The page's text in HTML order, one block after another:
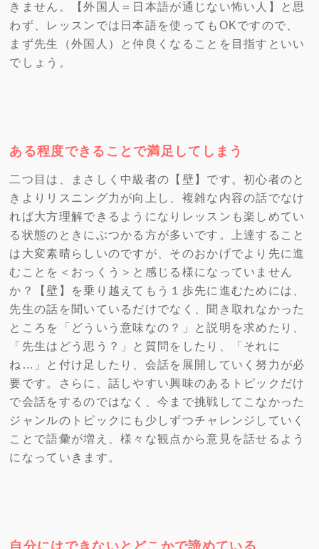
きません。【外国人＝日本語が通じない怖い人】と思
わず、レッスンでは日本語を使ってもOKですので、
まず先生（外国人）と仲良くなることを目指すといい
でしょう。
ある程度できることで満足してしまう
二つ目は、まさしく中級者の【壁】です。初心者のと
きよりリスニング力が向上し、複雑な内容の話でなけ
れば大方理解できるようになりレッスンも楽しめてい
る状態のときにぶつかる方が多いです。上達すること
は大変素晴らしいのですが、そのおかげでより先に進
むことを＜おっくう＞と感じる様になっていません
か？【壁】を乗り越えてもう１歩先に進むためには、
先生の話を聞いているだけでなく、聞き取れなかった
ところを「どういう意味なの？」と説明を求めたり、
「先生はどう思う？」と質問をしたり、「それに
ね…」と付け足したり、会話を展開していく努力が必
要です。さらに、話しやすい興味のあるトピックだけ
で会話をするのではなく、今まで挑戦してこなかった
ジャンルのトピックにも少しずつチャレンジしていく
ことで語彙が増え、様々な観点から意見を話せるよう
になっていきます。